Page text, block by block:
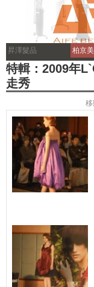
昇澤髮品 柏京
特輯：2009年
走秀
移